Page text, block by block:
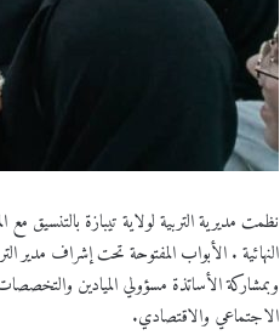
نظمت مديرية التربية لولاية تيبازة بالتنسيق مع
النهائية . الأبواب المفتوحة تحت إشراف مدير
وبمشاركة الأساتذة مسؤولي الميادين والتخصصات
الاجتماعي والاقتصادي.